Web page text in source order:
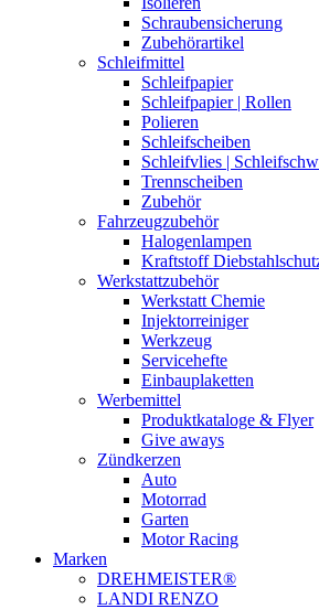
Schraubensicherung
Zubehörartikel
Schleifmittel
Schleifpapier
Schleifpapier | Rollen
Polieren
Schleifscheiben
Schleifvlies |
Trennscheiben
Zubehör
Fahrzeugzubehör
Halogenlampen
Kraftstoff
Werkstattzubehör
Werkstatt Chemie
Injektorreiniger
Werkzeug
Servicehefte
Einbauplaketten
Werbemittel
Produktkataloge & Flyer
Give aways
Zündkerzen
Auto
Motorrad
Garten
Motor Racing
Marken
DREHMEISTER®
LANDI RENZO